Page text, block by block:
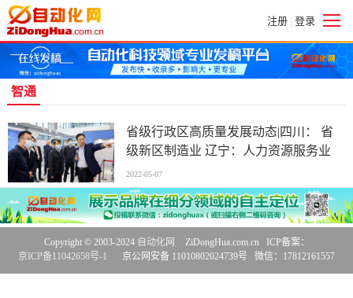
注册 | 登录
智通
省级行政区高质量发展动态|四川： 省
级新区制造业 辽宁：人力资源服务业
2022-05-07
Copyright © 2003-2024 自动化网
ZiDongHua.com.cn ICP备案：
京ICP备11042658号-1
京公网安备 11010802024739号 微信：17812161557